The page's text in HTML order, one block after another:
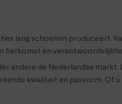
lang schoenen produceert,
en
andere de Nederlandse
kwaliteit en pasvorm. Of